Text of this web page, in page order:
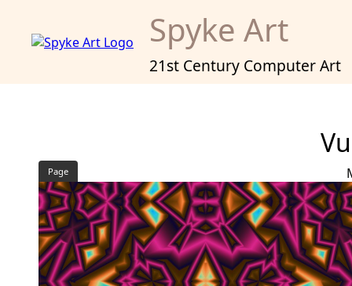
Spyke Art
21st Century Computer Art
Page